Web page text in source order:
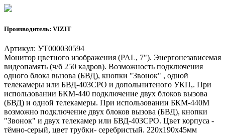
Производитель: VIZIT
Артикул: УТ000030594
Монитор цветного изображения (PAL, 7"). Энергонезависемая
видеопамять (ч/б 250 кадров). Возможность подключения
одного блока вызова (БВД), кнопки "Звонок" , одной
телекамеры или БВД-403СРО и допольнитеного УКП,. При
использовании БКМ-440 подключение двух блоков вызова
(БВД) и одной телекамеры. При использовании БКМ-440М
возможно подключение двух блоков вызова (БВД), кнопки
"Звонок" и двух телекамер или БВД-403СРО. Цвет корпуса -
тёмно-серый, цвет трубки- серебристый. 220х190х45мм